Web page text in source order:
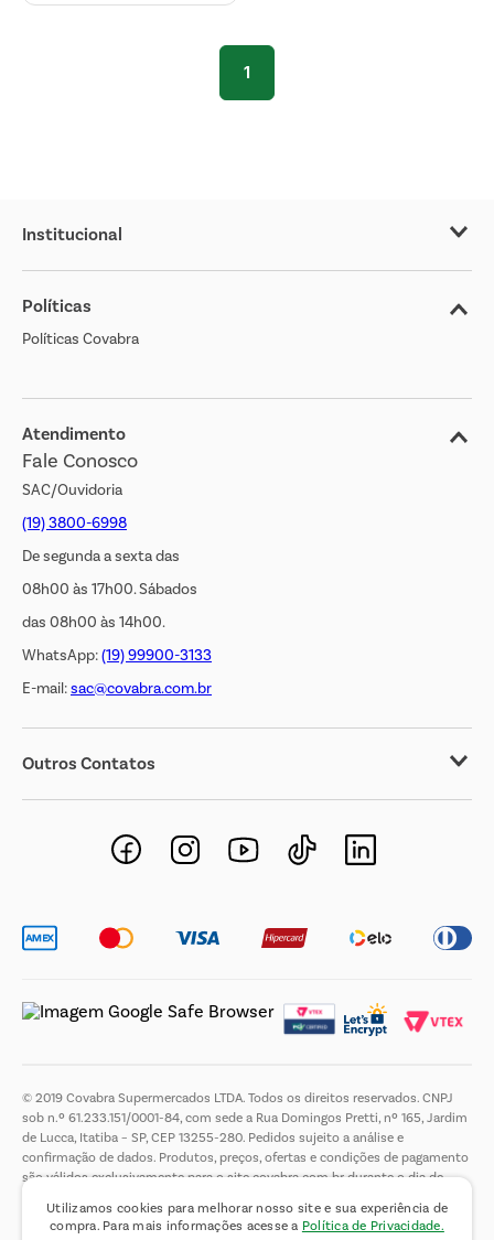
Utilizamos cookies para melhorar nosso site e sua experiência de
compra. Para mais informações acesse a Política de Privacidade.
1
Institucional
Sobre o Covabra
Nossas Lojas
Cliente Bem Estar
Jornal de Ofertas
Transparência Salarial
Políticas
Políticas Covabra
Atendimento
Fale Conosco
SAC/Ouvidoria
(19) 3800-6998
De segunda a sexta das
08h00 às 17h00. Sábados
das 08h00 às 14h00.
WhatsApp:(19) 99900-3133
E-mail:sac@covabra.com.br
Outros Contatos
Negócios Imobiliários
Novos Fornecedores
© 2019 Covabra Supermercados LTDA. Todos os direitos reservados. CNPJ
sob n.º 61.233.151/0001-84, com sede a Rua Domingos Pretti, nº 165, Jardim
de Lucca, Itatiba – SP, CEP 13255-280. Pedidos sujeito a análise e
confirmação de dados. Produtos, preços, ofertas e condições de pagamento
são válidos exclusivamente para o site covabra.com.br durante o dia de
de limitar a quantidade máxima de produtos por compra por cliente. Não
vendemos no atacado. Fotos meramente ilustrativas.É proibida a venda e a